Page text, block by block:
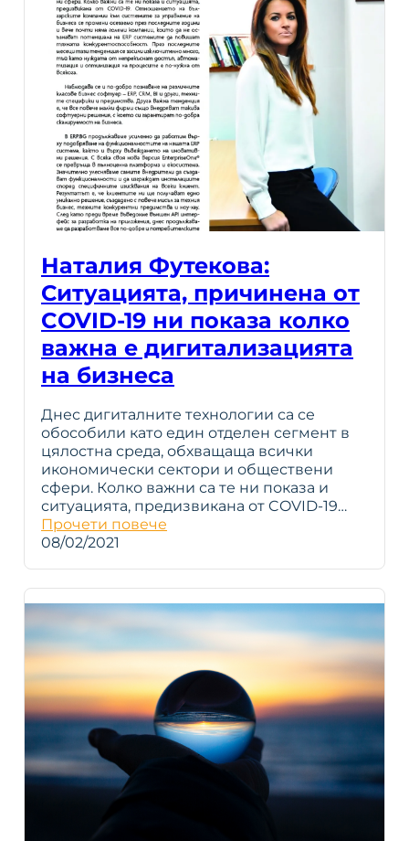
Наталия Футекова:
Ситуацията, причинена от
COVID-19 ни показа колко
важна е дигитализацията
на бизнеса
Днес дигиталните технологии са се
обособили като един отделен сегмент в
цялостна среда, обхващаща всички
икономически сектори и обществени
сфери. Колко важни са те ни показа и
ситуацията, предизвикана от COVID-19…
Прочети повече
08/02/2021